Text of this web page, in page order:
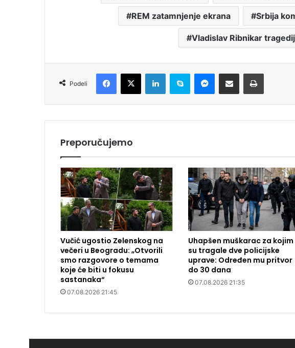
REM zatamnjenje ekrana Srbija
Vladislav Ribnikar
Podeli
Preporučujemo
Vučić ugostio Zelenskog na
večeri u Beogradu: „Otvorili
smo razgovore o temama
koje će biti u fokusu
sastanaka“
07.08.2026 21:45
Uhapšen muškarac za kojim
su tragale dve policijske
uprave: Određen mu pritvor
do 30 dana
07.08.2026 21:35